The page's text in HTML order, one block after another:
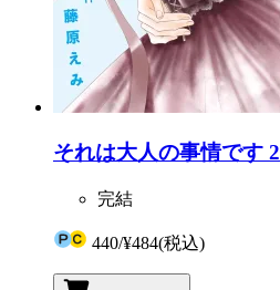
それは大人の事情です 2
完結
440/¥484(税込)